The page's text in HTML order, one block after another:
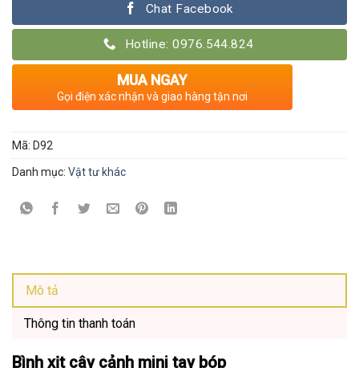
Chat Facebook
Hotline: 0976.544.824
MUA NGAY
Gọi điện xác nhận và giao hàng tận nơi
Mã: D92
Danh mục: Vật tư khác
Mô tả
Thông tin thanh toán
Bình xịt cây cảnh mini tay bóp